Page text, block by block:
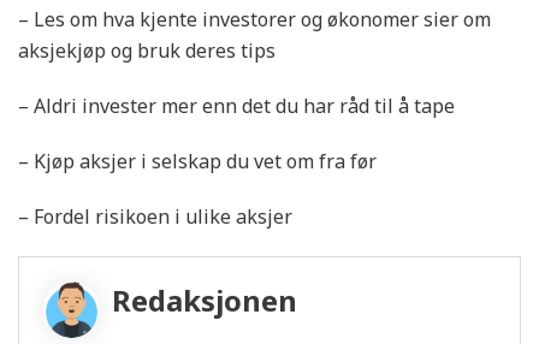
– Les om hva kjente investorer og økonomer sier om
aksjekjøp og bruk deres tips
– Aldri invester mer enn det du har råd til å tape
– Kjøp aksjer i selskap du vet om fra før
– Fordel risikoen i ulike aksjer
Redaksjonen